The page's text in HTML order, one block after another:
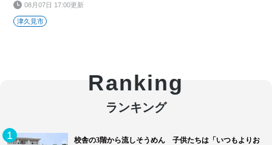
08月07日 17:00更新
津久見市
Ranking
1
校舎の3階から流しそうめん 子供たちは「いつもよりお